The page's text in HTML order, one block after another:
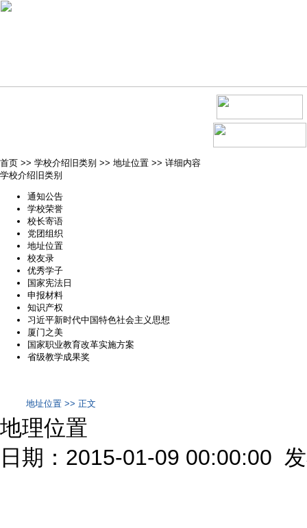
首页 >> 学校介绍旧类别 >> 地址位置 >> 详细内容
学校介绍旧类别
通知公告
学校荣誉
校长寄语
党团组织
地址位置
校友录
优秀学子
国家宪法日
申报材料
知识产权
习近平新时代中国特色社会主义思想
厦门之美
国家职业教育改革实施方案
省级教学成果奖
地址位置 >> 正文
地理位置
日期：2015-01-09 00:00:00